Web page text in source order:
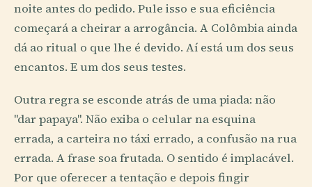
noite antes do pedido. Pule isso e sua eficiência
começará a cheirar a arrogância. A Colômbia ainda
dá ao ritual o que lhe é devido. Aí está um dos seus
encantos. E um dos seus testes.
Outra regra se esconde atrás de uma piada: não
"dar papaya". Não exiba o celular na esquina
errada, a carteira no táxi errado, a confusão na rua
errada. A frase soa frutada. O sentido é implacável.
Por que oferecer a tentação e depois fingir